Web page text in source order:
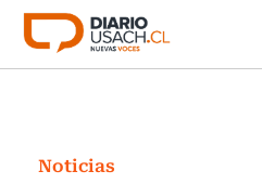
Click acá para ir
Investigación
Noticias